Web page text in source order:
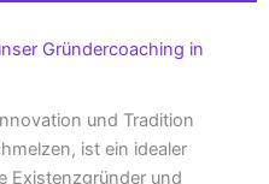
Gründercoaching in
und Tradition
ist ein idealer
Existenzgründer und